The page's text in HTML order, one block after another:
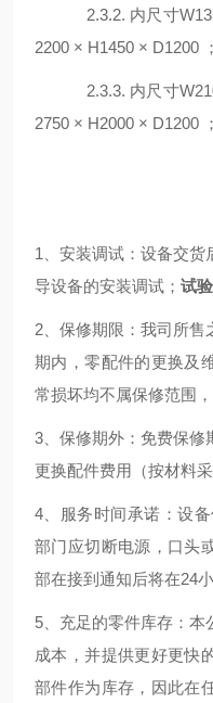
2.3.2. 内尺寸
2200 × H1450 × D1200 ；
2.3.3. 内尺寸
2750 × H2000 × D1200 ；
1
、安装调试：设备交
导设备的安装调试； 试
2、保修期限：我司所
期内，零配件的更换及
常损坏均不属保修范围
3、保修期外：免费保修
更换配件费用（按材料
4、服务时间承诺：设
部门应切断电源，口头
部在接到通知后将在24
5、充足的零件库存：
成本，并提供更好更快
部件作为库存，因此在